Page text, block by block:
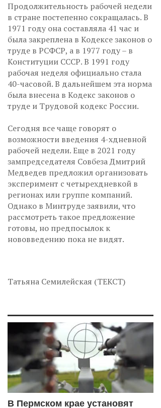
Продолжительность рабочей недели
в стране постепенно сокращалась. В
1971 году она составляла 41 час и
была закреплена в Кодексе законов о
труде в РСФСР, а в 1977 году – в
Конституции СССР. В 1991 году
рабочая неделя официально стала
40-часовой. В дальнейшем эта норма
была внесена в Кодекс законов о
труде и Трудовой кодекс России.
Сегодня все чаще говорят о
возможности введения 4-хдневной
рабочей недели. Еще в 2021 году
зампредседателя Совбеза Дмитрий
Медведев предложил организовать
эксперимент с четырехдневкой в
регионах или группе компаний.
Однако в Минтруде заявили, что
рассмотреть такое предложение
готовы, но предпосылок к
нововведению пока не видят.
Татьяна Семилейская (ТЕКСТ)
В Пермском крае установят